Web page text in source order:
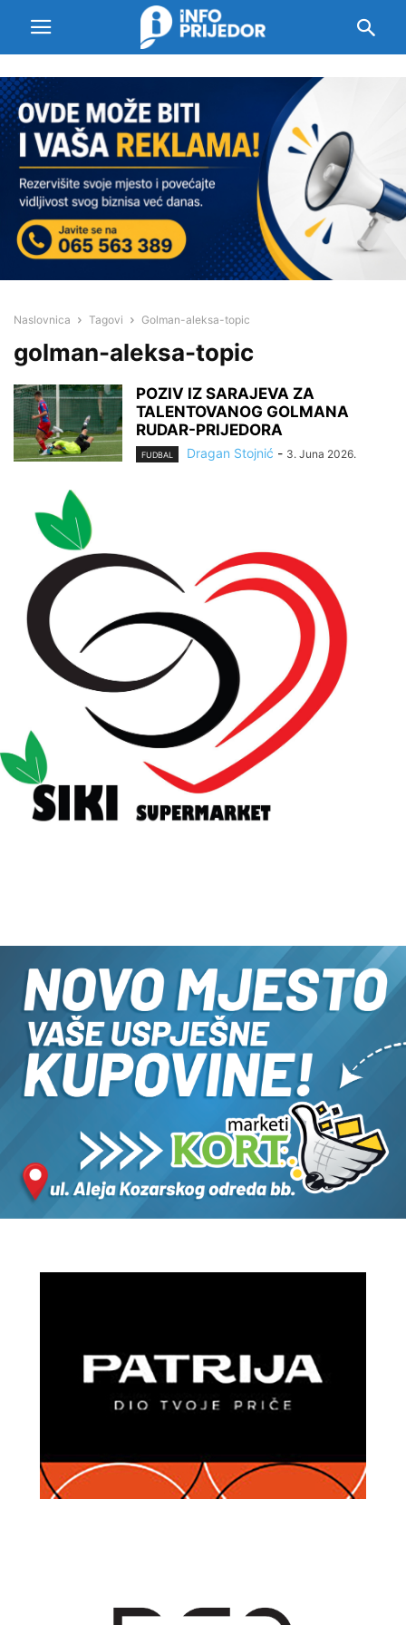
Naslovnica Tagovi Golman-aleksa-topic
golman-aleksa-topic
POZIV IZ SARAJEVA ZA
TALENTOVANOG GOLMANA
RUDAR-PRIJEDORA
FUDBAL Dragan Stojnić - 3. Juna 2026.